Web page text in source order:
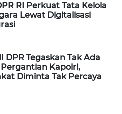
RI Perkuat Tata Kelola
Lewat Digitalisasi
DPR Tegaskan Tak Ada
Kapolri,
Diminta Tak Percaya